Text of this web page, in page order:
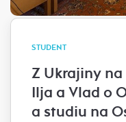
STUDENT
Z Ukrajiny
Ilja a Vlad o
a studiu na